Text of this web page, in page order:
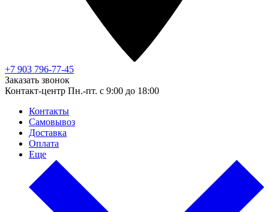
+7 903 796-77-45
Заказать звонок
Контакт-центр Пн.-пт. с 9:00 до 18:00
Контакты
Самовывоз
Доставка
Оплата
Еще